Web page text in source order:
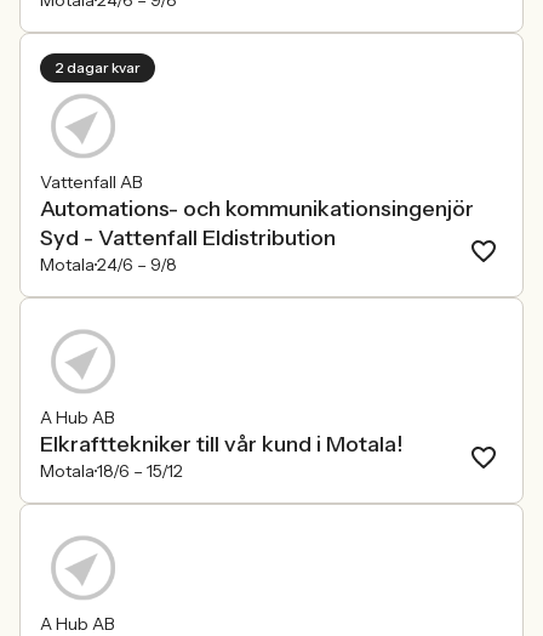
2 dagar kvar
Vattenfall AB
Automations- och kommunikationsingenjör
Syd - Vattenfall Eldistribution
Motala24/6 – 9/8
A Hub AB
Elkrafttekniker till vår kund i Motala!
Motala18/6 – 15/12
A Hub AB